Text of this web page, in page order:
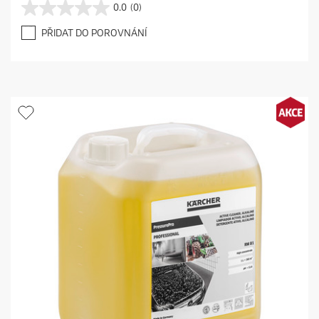
0.0 (0)
0
.
0
ě
z
PŘIDAT DO POROVNÁNÍ